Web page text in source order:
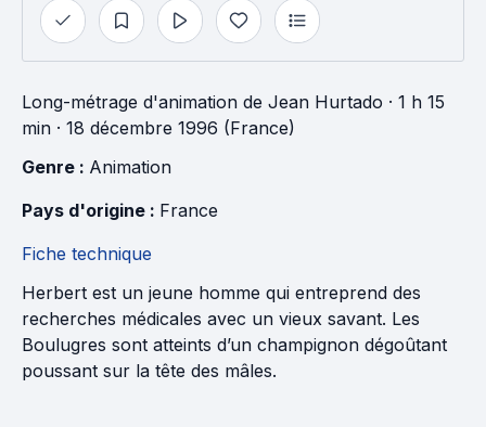
Long-métrage d'animation de Jean Hurtado · 1 h 15
min · 18 décembre 1996 (France)
Genre : Animation
Pays d'origine : France
Fiche technique
Herbert est un jeune homme qui entreprend des
recherches médicales avec un vieux savant. Les
Boulugres sont atteints d’un champignon dégoûtant
poussant sur la tête des mâles.